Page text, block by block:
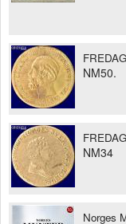
NM50.
NM34
Norges